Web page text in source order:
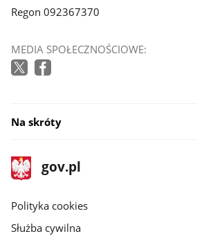
Regon 092367370
MEDIA SPOŁECZNOŚCIOWE:
Na skróty
stopka
gov.pl
Strona
gov.pl
gov.pl
Polityka cookies
Służba cywilna